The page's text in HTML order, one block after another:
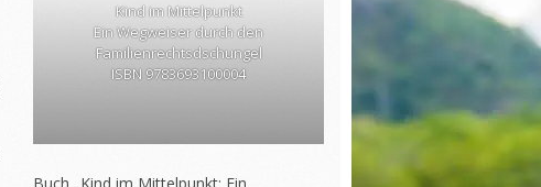
Kind im Mittelpunkt
Ein Wegweiser durch den
Familienrechtsdschungel
ISBN 9783693100004